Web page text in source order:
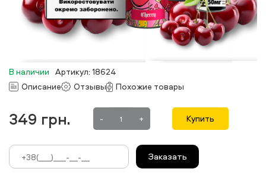
В наличии Артикул: 18624
Описание
Отзывы Похожие товары
349 грн. - + Купить
Заказать